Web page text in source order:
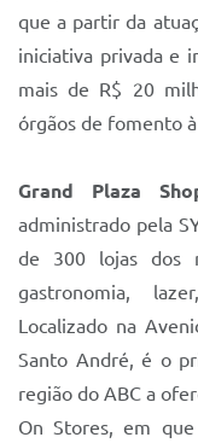
que a partir da
iniciativa privada e
mais de R$ 20
órgãos de fomento à
Grand Plaza
administrado pela
de 300 lojas dos
gastronomia,
Localizado na
Santo André, é o
região do ABC a
On Stores, em